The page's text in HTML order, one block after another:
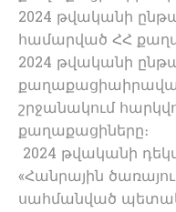
2024 թվականի
համարված ՀՀ
2024 թվականի
շրջանակում
քաղաքացիները։
2024 թվականի
«Հանրային
սահմանված